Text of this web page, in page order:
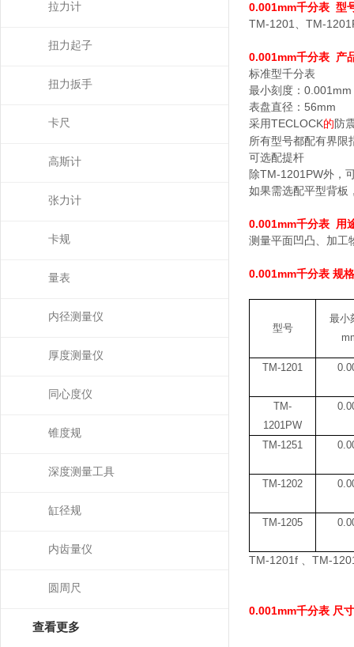
拉力计
扭力起子
扭力扳手
卡尺
高斯计
张力计
卡规
量表
内径测量仪
厚度测量仪
同心度仪
锥度规
深度测量工具
缸径规
内齿量仪
圆周尺
查看更多
0.001mm千分表 型
TM-1201
TM-
0.001mm千分表 产
标准型千分表
最小刻度： 0.001mm
表盘直径： 56mm
采用TECLOCK的 防
所有型号都配有界限
可选配提杆
除TM-1201PW外，
如果需选配平型背板
0.001mm千分表 用
测量平面凹凸、加工
0.001mm千分表 规
型号
最小
TM-1201
TM-
1201PW
TM-1251
TM-1202
TM-1205
TM-1201f TM-
0.001mm千分表 尺